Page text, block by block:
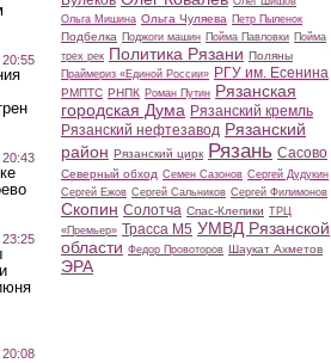
Ольга Мишина Ольга Чуляева Петр Пыленок
Подбелка Поджоги машин Пойма Павловки Пойма
трех рек Политика Рязани Поляны
Праймериз «Единой России» РГУ им. Есенина
РМПТС РНПК Роман Путин Рязанская
городская Дума Рязанский кремль
Рязанский нефтезавод Рязанский
район Рязанский цирк Рязань Сасово
Северный обход Семен Сазонов Сергей Дудукин
Сергей Ежов Сергей Сальников Сергей Филимонов
Скопин Солотча Спас-Клепики ТРЦ
«Премьер» Трасса М5 УМВД Рязанской
области Федор Провоторов Шаукат Ахметов
ЭРА